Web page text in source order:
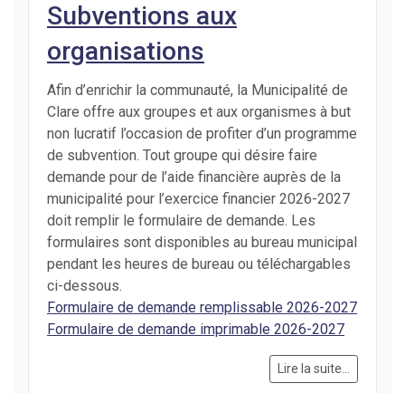
Subventions aux
organisations
Afin d’enrichir la communauté, la Municipalité de
Clare offre aux groupes et aux organismes à but
non lucratif l’occasion de profiter d’un programme
de subvention. Tout groupe qui désire faire
demande pour de l’aide financière auprès de la
municipalité pour l’exercice financier 2026-2027
doit remplir le formulaire de demande. Les
formulaires sont disponibles au bureau municipal
pendant les heures de bureau ou téléchargables
ci-dessous.
Formulaire de demande remplissable 2026-2027
Formulaire de demande imprimable 2026-2027
Lire la suite...